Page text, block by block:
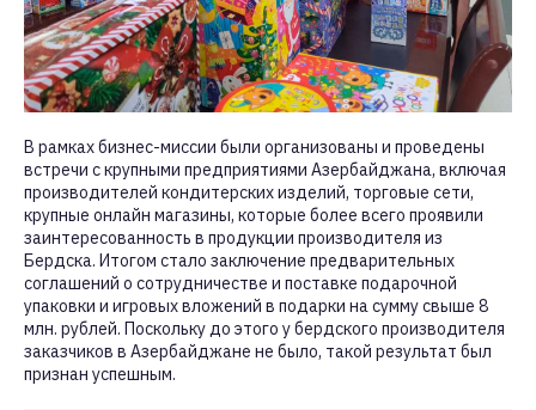
В рамках бизнес-миссии были организованы и проведены
встречи с крупными предприятиями Азербайджана, включая
производителей кондитерских изделий, торговые сети,
крупные онлайн магазины, которые более всего проявили
заинтересованность в продукции производителя из
Бердска. Итогом стало заключение предварительных
соглашений о сотрудничестве и поставке подарочной
упаковки и игровых вложений в подарки на сумму свыше 8
млн. рублей. Поскольку до этого у бердского производителя
заказчиков в Азербайджане не было, такой результат был
признан успешным.